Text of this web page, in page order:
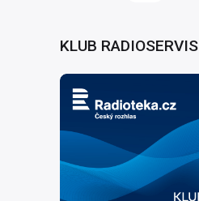
KLUB RADIOSERVIS